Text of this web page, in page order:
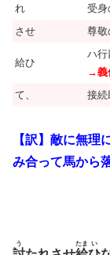
れ
受身
させ
尊敬
給ひ
ハ行
→義
て、
接続
【訳】敵に無理
み合って馬から
う たま い